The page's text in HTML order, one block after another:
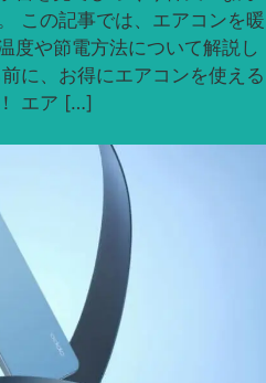
この記事では、エアコンを暖
度や節電方法について解説し
に、お得にエアコンを使える
エア […]